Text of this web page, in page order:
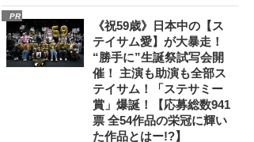
PR
《祝59歳》日本中の【ス
テイサム愛】が大暴走！
“勝手に”生誕祭試写会開
催！ 主演も助演も全部ス
テイサム！「ステサミー
賞」爆誕！【応募総数941
票 全54作品の栄冠に輝い
た作品とはー!?】